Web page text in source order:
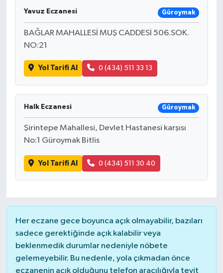
Yavuz Eczanesi Güroymak
BAĞLAR MAHALLESİ MUŞ CADDESİ 506.SOK.
NO:21
Yol Tarifi Al 0 (434) 511 33 13
Halk Eczanesi Güroymak
Şirintepe Mahallesi, Devlet Hastanesi karşısı
No:1 Güroymak Bitlis
Yol Tarifi Al 0 (434) 511 30 40
Her eczane gece boyunca açık olmayabilir, bazıları
sadece gerektiğinde açık kalabilir veya
beklenmedik durumlar nedeniyle nöbete
gelemeyebilir. Bu nedenle, yola çıkmadan önce
eczanenin açık olduğunu telefon aracılığıyla teyit